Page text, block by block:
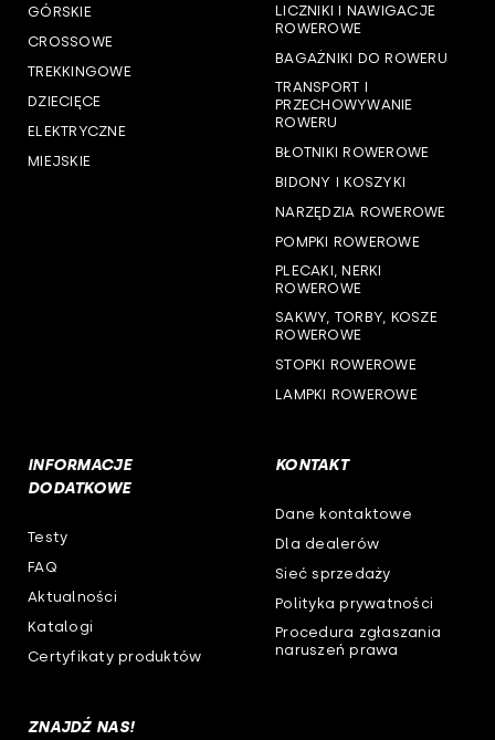
woj. pomorskie
woj. śląskie
woj. warmińsko-mazurskie
GÓRSKIE
CROSSOWE
TREKKINGOWE
DZIECIĘCE
ELEKTRYCZNE
MIEJSKIE
LICZNIKI I NAWIGACJE
ROWEROWE
BAGAŻNIKI DO ROWERU
TRANSPORT I
PRZECHOWYWANIE
ROWERU
BŁOTNIKI ROWEROWE
BIDONY I KOSZYKI
NARZĘDZIA ROWEROWE
POMPKI ROWEROWE
PLECAKI, NERKI
ROWEROWE
SAKWY, TORBY, KOSZE
ROWEROWE
STOPKI ROWEROWE
LAMPKI ROWEROWE
INFORMACJE
DODATKOWE
Testy
FAQ
Aktualności
Katalogi
Certyfikaty produktów
KONTAKT
Dane kontaktowe
Dla dealerów
Sieć sprzedaży
Polityka prywatności
Procedura zgłaszania
naruszeń prawa
ZNAJDŹ NAS!